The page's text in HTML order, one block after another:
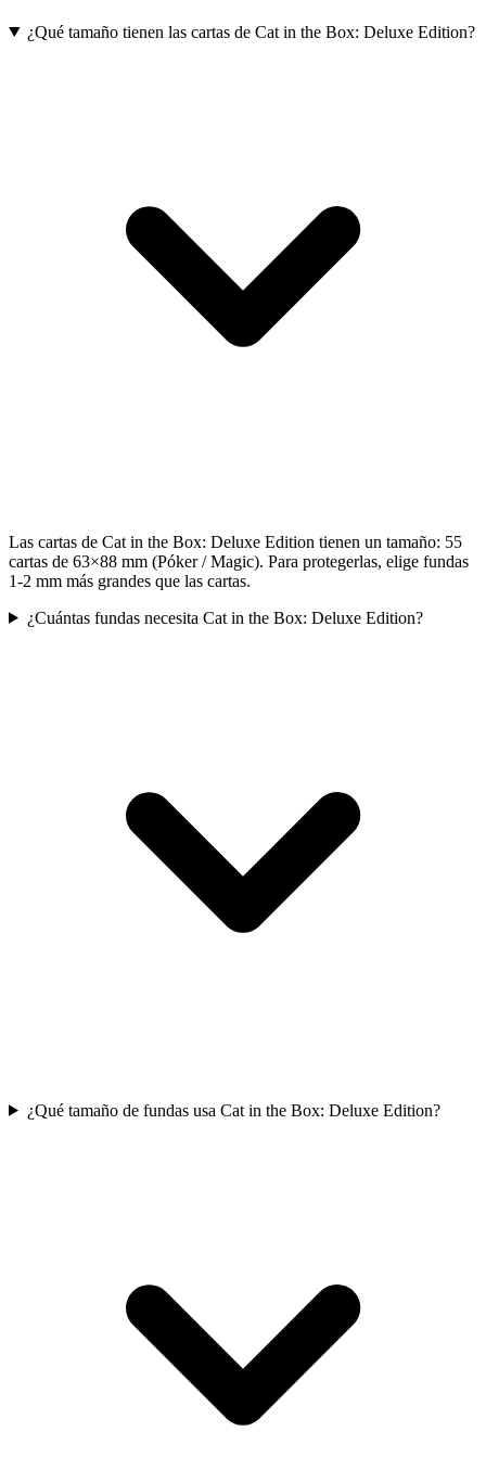
¿Qué tamaño tienen las cartas de Cat in the Box: Deluxe Edition?
Las cartas de Cat in the Box: Deluxe Edition tienen un tamaño: 55
cartas de 63×88 mm (Póker / Magic). Para protegerlas, elige fundas
1-2 mm más grandes que las cartas.
¿Cuántas fundas necesita Cat in the Box: Deluxe Edition?
¿Qué tamaño de fundas usa Cat in the Box: Deluxe Edition?